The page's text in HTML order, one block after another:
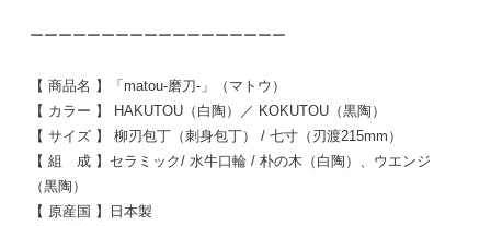
ーーーーーーーーーーーーーーーーーー
【 商品名 】「matou-磨刀-」（マトウ）
【 カラー 】 HAKUTOU（白陶）／ KOKUTOU（黒陶）
【 サイズ 】 柳刃包丁（刺身包丁） / 七寸（刃渡215mm）
【 組 成 】セラミック/ 水牛口輪 / 朴の木（白陶）、ウエンジ
（黒陶）
【 原産国 】日本製